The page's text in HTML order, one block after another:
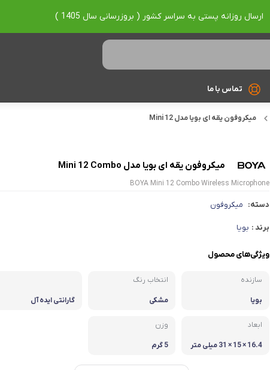
ارسال روزانه پستی به سراسر کشور ( بروزرسانی سال 1405 )
براساس برند
تماس با ما
میکروفون یقه ای بویا مدل Mini 12
میکروفون یقه ای بویا مدل Mini 12 Combo
BOYA Mini 12 Combo Wireless Microphone
دسته: میکروفون
برند : بویا
ویژگی‌های محصول
سازنده
بویا
انتخاب رنگ
مشکی گارانتی ایده آل
ابعاد
16.4 × 15 × 31 میلی متر
وزن
5 گرم